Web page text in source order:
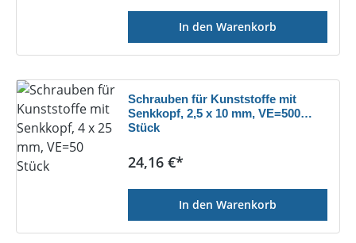
In den Warenkorb
Schrauben für Kunststoffe mit
Senkkopf, 2,5 x 10 mm, VE=500
Stück
Regulärer Preis:
24,16 €*
In den Warenkorb